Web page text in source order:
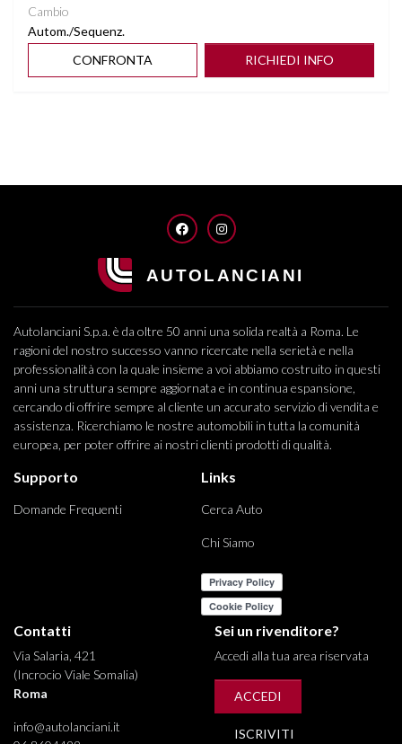
Cambio
Autom./Sequenz.
CONFRONTA
RICHIEDI INFO
FACEBOOKINSTAGRAM
Autolanciani S.p.a. è da oltre 50 anni una solida realtà a Roma. Le
ragioni del nostro successo vanno ricercate nella serietà e nella
professionalità con la quale insieme a voi abbiamo costruito in questi
anni una struttura sempre aggiornata e in continua espansione,
cercando di offrire sempre al cliente un accurato servizio di vendita e
assistenza. Ricerchiamo le nostre automobili in tutta la comunità
europea, per poter offrire ai nostri clienti prodotti di qualità.
Supporto
Domande Frequenti
Links
Cerca Auto
Chi Siamo
Contatti
Via Salaria, 421
(Incrocio Viale Somalia)
Roma
info@autolanciani.it
Sei un rivenditore?
Accedi alla tua area riservata
ACCEDI
ISCRIVITI